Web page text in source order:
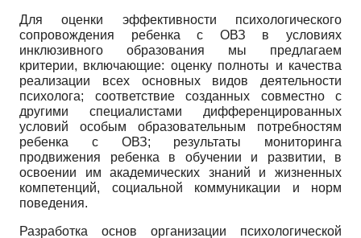
Для оценки эффективности психологического
сопровождения ребенка с ОВЗ в условиях
инклюзивного образования мы предлагаем
критерии, включающие: оценку полноты и качества
реализации всех основных видов деятельности
психолога; соответствие созданных совместно с
другими специалистами дифференцированных
условий особым образовательным потребностям
ребенка с ОВЗ; результаты мониторинга
продвижения ребенка в обучении и развитии, в
освоении им академических знаний и жизненных
компетенций, социальной коммуникации и норм
поведения.
Разработка основ организации психологической